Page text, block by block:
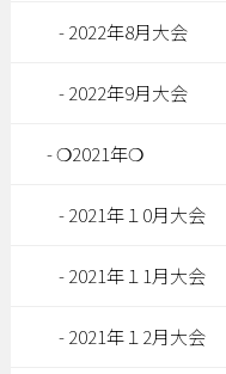
2022年8月大会
2022年9月大会
❍2021年❍
2021年１0月大会
2021年１1月大会
2021年１2月大会